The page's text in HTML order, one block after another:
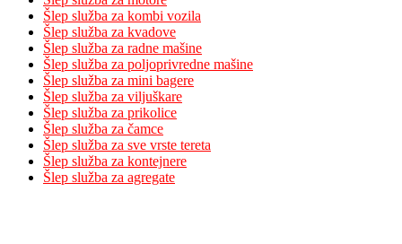
Šlep služba za kombi vozila
Šlep služba za kvadove
Šlep služba za radne mašine
Šlep služba za poljoprivredne mašine
Šlep služba za mini bagere
Šlep služba za viljuškare
Šlep služba za prikolice
Šlep služba za čamce
Šlep služba za sve vrste tereta
Šlep služba za kontejnere
Šlep služba za agregate